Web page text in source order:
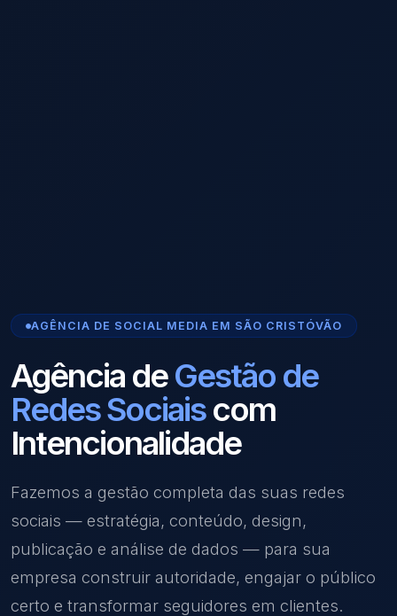
AGÊNCIA DE SOCIAL MEDIA EM SÃO CRISTÓVÃO
Agência deGestão de
Redes Sociaiscom
Intencionalidade
Fazemos a gestão completa das suas redes
sociais — estratégia, conteúdo, design,
publicação e análise de dados — para sua
empresa construir autoridade, engajar o público
certo e transformar seguidores em clientes.